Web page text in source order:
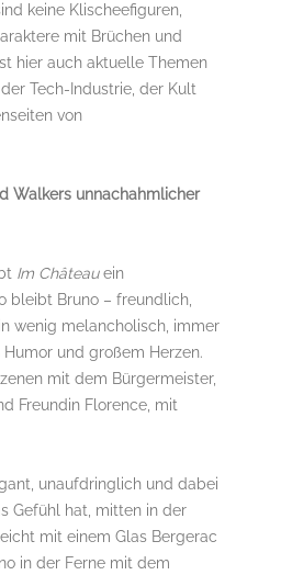
keine Klischeefiguren,
mit Brüchen und
hier auch aktuelle Themen
Tech-Industrie, der Kult
von
Walkers unnachahmlicher
Im Châteauein
bleibt Bruno – freundlich,
wenig melancholisch, immer
und großem Herzen.
mit dem Bürgermeister,
Freundin Florence, mit
unaufdringlich und dabei
Gefühl hat, mitten in der
mit einem Glas Bergerac
in der Ferne mit dem